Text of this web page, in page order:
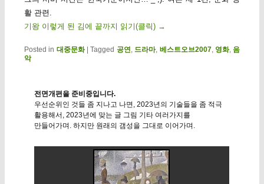
활 관련.
기왕 이렇게 된 김에 끝까지 읽기(클릭) →
Posted in 대중문화 |Tagged 공연,드라마, 베스트오브2007, 영화,음
악
전면개편을 준비중입니다.
우선순위인 것들 좀 지나고 나면, 2023년의 기술들을 좀 적극
활용해서, 2023년에 맞는 글 그림 기타 여러가지를
만들어가며. 하지만 원래의 갬성을 그대로 이어가며.